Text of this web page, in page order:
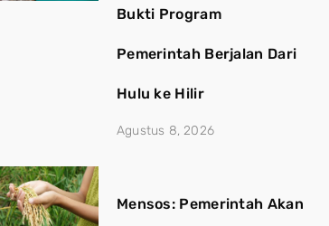
Bukti Program
Pemerintah Berjalan Dari
Hulu ke Hilir
Agustus 8, 2026
Mensos: Pemerintah Akan